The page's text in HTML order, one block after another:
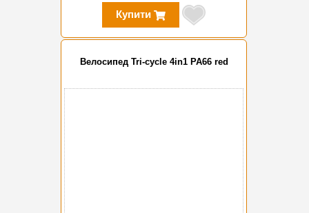
Купити
Велосипед Tri-cycle 4in1 PA66 red